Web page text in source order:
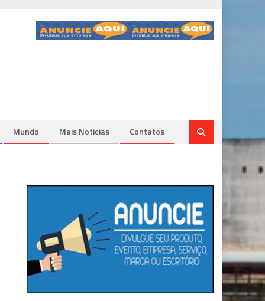
Mundo Mais Noticias Contatos